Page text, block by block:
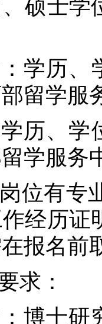
硕士学
学历、
留学服
历、学
学服务
岗位有
经历证
报名前
求：
博士研